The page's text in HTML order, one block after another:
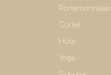
Portemonnaies
Gürtel
Hüte
Yoga